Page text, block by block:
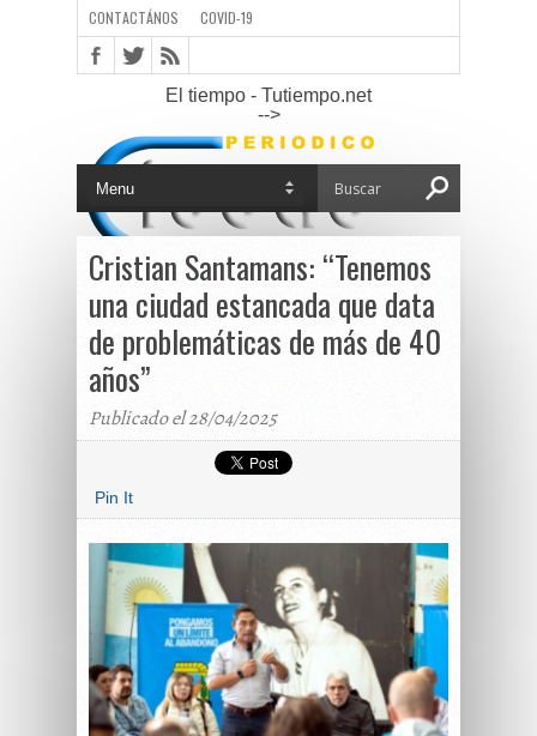
CONTACTÁNOS COVID-19
El tiempo - Tutiempo.net
-->
Cristian Santamans: “Tenemos
una ciudad estancada que data
de problemáticas de más de 40
años”
Publicado el 28/04/2025
Pin It